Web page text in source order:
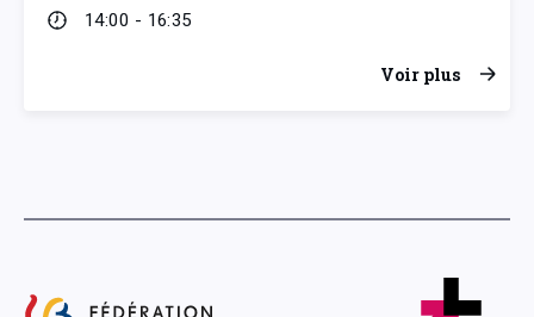
14:00 - 16:35
Voir plus